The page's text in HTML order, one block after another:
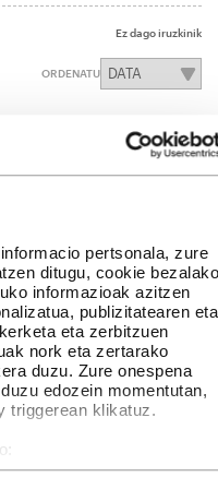
pertsonala, zure
ditugu, cookie bezalako
informazioak azitzen
publizitatearen eta
eta zerbitzuen
nork eta zertarako
duzu. Zure onespena
edozein momentutan,
triggerean klikatuz.
geographical location
Ez dago iruzkinik
ORDENATU